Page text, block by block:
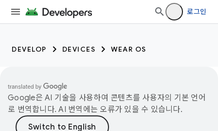
로그인
DEVELOP DEVICES WEAR OS
Google은 AI 기술을 사용하여 콘텐츠를 사용자의 기본 언어
로 번역합니다. AI 번역에는 오류가 있을 수 있습니다.